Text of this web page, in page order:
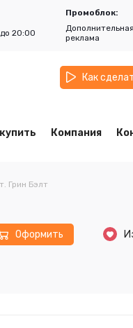
20:00
Промоблок:
реклама
Как
Компания
Грин Бэлт
Оформить